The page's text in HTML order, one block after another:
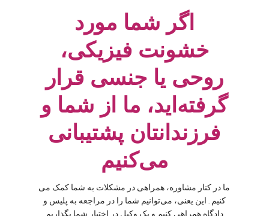
اگر شما مورد
خشونت فیزیکی،
روحی یا جنسی قرار
گرفته‌اید، ما از شما و
فرزندانتان پشتیبانی
می‌کنیم
ما در کنار مشاوره، همراهی در مشکلات به شما کمک می
کنیم . این یعنی، می‌توانیم شما را در مراجعه به پلیس و
دادگاه همراهی کنیم و یک وکیل در اختیار شما بگذاریم